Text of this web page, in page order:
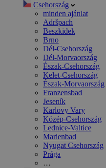
Csehország
minden ajánlat
Adršpach
Beszkidek
Brno
Dél-Csehország
Dél-Morvaország
Észak-Csehország
Kelet-Csehország
Észak-Morvaország
Franzensbad
Jeseník
Karlovy Vary
Közép-Csehország
Lednice-Valtice
Marienbad
Nyugat Csehország
Prága
…